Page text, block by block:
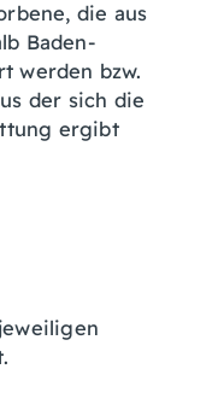
die aus
Baden-
werden bzw.
der sich die
ergibt